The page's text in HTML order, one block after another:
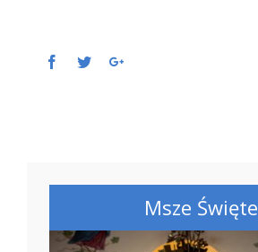
Facebook
TwitterGoogle+
Msze Święte